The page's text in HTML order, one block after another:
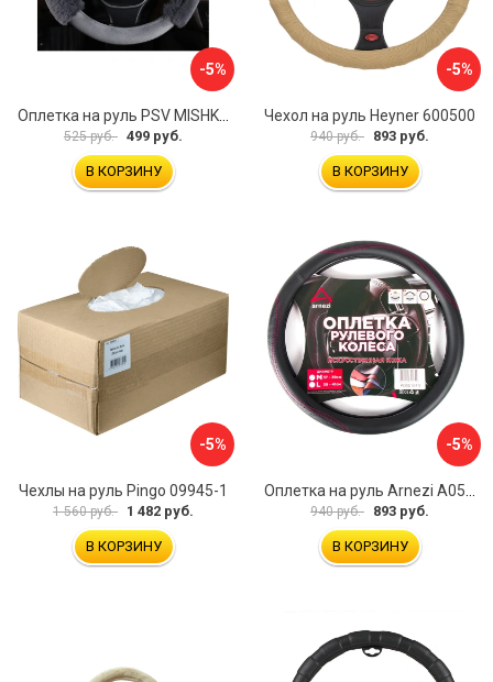
-5%
525 руб. 499 руб.
В КОРЗИНУ
-5%
Чехол на руль Heyner 600500
940 руб. 893 руб.
В КОРЗИНУ
-5%
Чехлы на руль Pingo 09945-1
1 560 руб. 1 482 руб.
В КОРЗИНУ
-5%
940 руб. 893 руб.
В КОРЗИНУ